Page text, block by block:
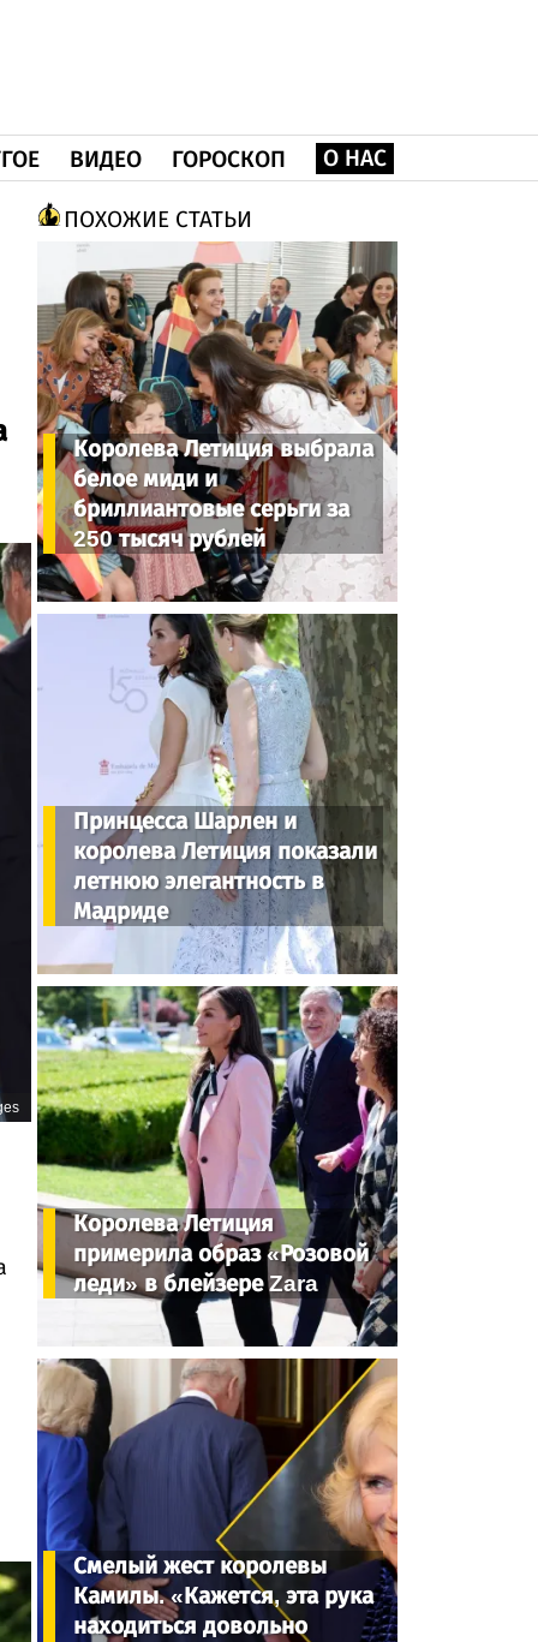
ВИДЕО ГОРОСКОП О НАС
ПОХОЖИЕ СТАТЬИ
Королева Летиция выбрала
белое миди и
бриллиантовые серьги за
250 тысяч рублей
Принцесса Шарлен и
королева Летиция показали
летнюю элегантность в
Мадриде
Королева Летиция
примерила образ «Розовой
леди» в блейзере Zara
Смелый жест королевы
Камилы. «Кажется, эта рука
находиться довольно